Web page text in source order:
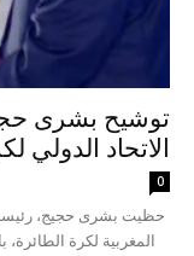
توشيح بشرى
الاتحاد الدولي
0
المغربية لكرة